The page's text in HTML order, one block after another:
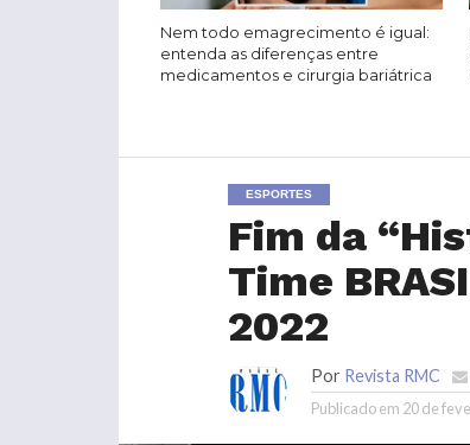
Nem todo emagrecimento é igual:
entenda as diferenças entre
medicamentos e cirurgia bariátrica
ESPORTES
Fim da
Time
2022
Por Revista RMC
Publicado em 20 de